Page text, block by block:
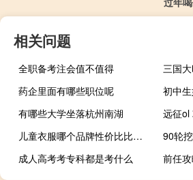
相关问题
全职备考注会值不值得
三国
药企里面有哪些职位呢
初中
有哪些大学坐落杭州南湖
远征ol
儿童衣服哪个品牌性价比比较高
90轮
成人高考考专科都是考什么
前任